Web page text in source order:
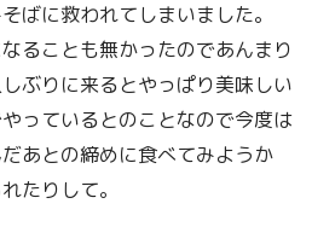
ばに救われてしまいました。
ることも無かったのであんまり
ぶりに来るとやっぱり美味しい
っているとのことなので今度は
あとの締めに食べてみようか
たりして。